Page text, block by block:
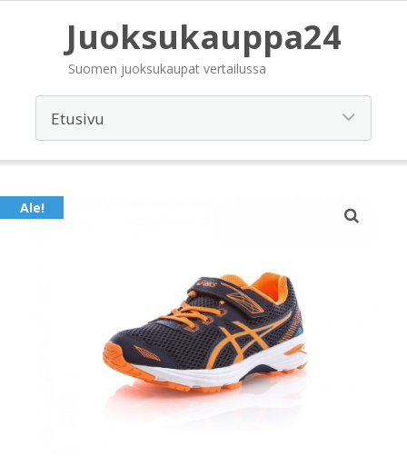
Juoksukauppa24
Suomen juoksukaupat vertailussa
Ale!